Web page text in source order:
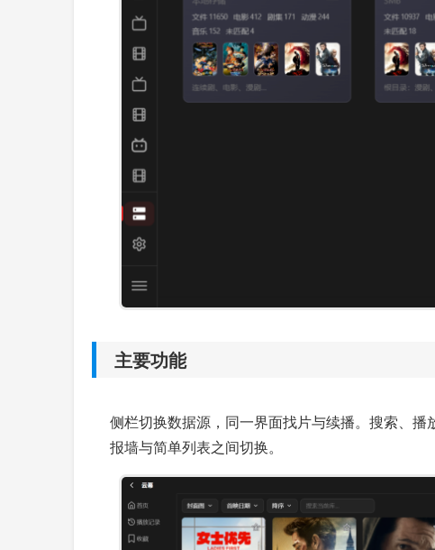
主要功能
侧栏切换数据源，同一界面找片与续播。搜索、
报墙与简单列表之间切换。